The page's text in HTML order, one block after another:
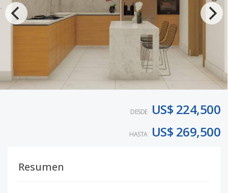
DESDE US$ 224,500
HASTA US$ 269,500
Resumen